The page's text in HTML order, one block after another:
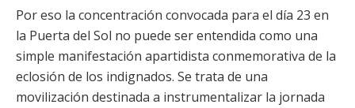
Por eso la concentración convocada para el día 23 en
la Puerta del Sol no puede ser entendida como una
simple manifestación apartidista conmemorativa de la
eclosión de los indignados. Se trata de una
movilización destinada a instrumentalizar la jornada